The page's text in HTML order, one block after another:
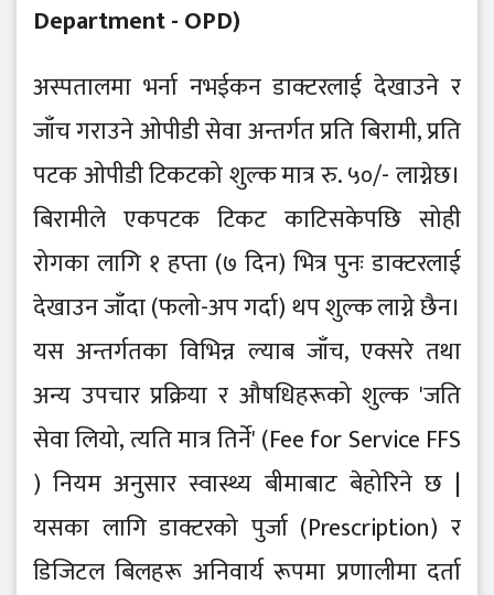
Department - OPD)
अस्पतालमा भर्ना नभईकन डाक्टरलाई देखाउने र
जाँच गराउने ओपीडी सेवा अन्तर्गत प्रति बिरामी, प्रति
पटक ओपीडी टिकटको शुल्क मात्र रु. ५०/- लाग्नेछ।
बिरामीले एकपटक टिकट काटिसकेपछि सोही
रोगका लागि १ हप्ता (७ दिन) भित्र पुनः डाक्टरलाई
देखाउन जाँदा (फलो-अप गर्दा) थप शुल्क लाग्ने छैन।
यस अन्तर्गतका विभिन्न ल्याब जाँच, एक्सरे तथा
अन्य उपचार प्रक्रिया र औषधिहरूको शुल्क 'जति
सेवा लियो, त्यति मात्र तिर्ने' (Fee for Service FFS
) नियम अनुसार स्वास्थ्य बीमाबाट बेहोरिने छ |
यसका लागि डाक्टरको पुर्जा (Prescription) र
डिजिटल बिलहरू अनिवार्य रूपमा प्रणालीमा दर्ता